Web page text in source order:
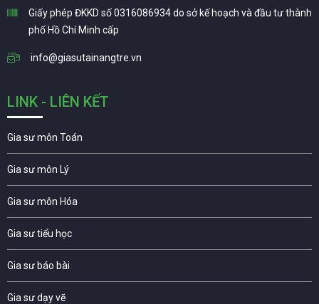
Giấy phép ĐKKD số 0316086934 do sở kế hoạch và đầu tư thành
phố Hồ Chí Minh cấp
info@giasutainangtre.vn
LINK - LIÊN KẾT
Gia sư môn Toán
Gia sư môn Lý
Gia sư môn Hóa
Gia sư tiểu học
Gia sư báo bài
Gia sư dạy vẽ